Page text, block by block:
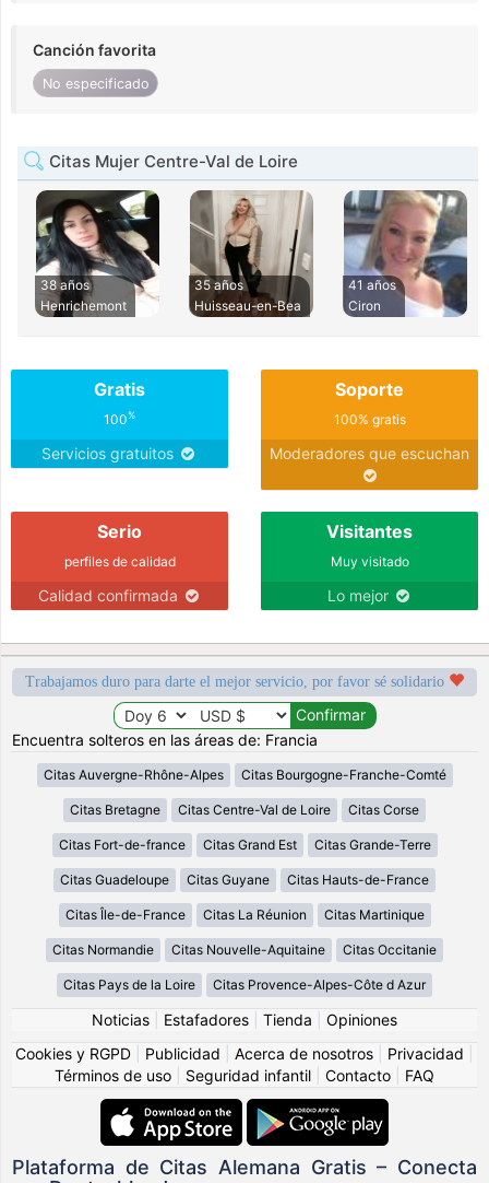
Canción favorita
No especificado
Citas Mujer Centre-Val de Loire
38 años
Henrichemont
35 años
Huisseau-en-Bea
41 años
Ciron
Gratis
100%
Servicios gratuitos
Soporte
100% gratis
Moderadores que escuchan
Serio
perfiles de calidad
Calidad confirmada
Visitantes
Muy visitado
Lo mejor
Trabajamos duro para darte el mejor servicio, por favor sé solidario
Encuentra solteros en las áreas de: Francia
Citas Auvergne-Rhône-Alpes Citas Bourgogne-Franche-Comté
Citas Bretagne Citas Centre-Val de Loire Citas Corse
Citas Fort-de-france Citas Grand Est Citas Grande-Terre
Citas Guadeloupe Citas Guyane Citas Hauts-de-France
Citas Île-de-France Citas La Réunion Citas Martinique
Citas Normandie Citas Nouvelle-Aquitaine Citas Occitanie
Citas Pays de la Loire Citas Provence-Alpes-Côte d Azur
Noticias Estafadores Tienda
Opiniones
Cookies y RGPD
Publicidad Acerca de nosotros Privacidad
Términos de uso
Seguridad infantil Contacto FAQ
Plataforma de Citas Alemana Gratis – Conecta